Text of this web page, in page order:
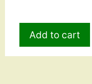
Add to cart